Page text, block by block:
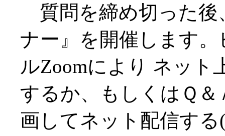
質問を締め切った後
ナー』を開催します
ルZoomにより ネット
するか、もしくはＱ
画してネット配信する